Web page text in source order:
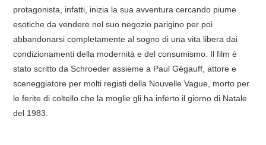
protagonista, infatti, inizia la sua avventura cercando piume
esotiche da vendere nel suo negozio parigino per poi
abbandonarsi completamente al sogno di una vita libera dai
condizionamenti della modernità e del consumismo. Il film è
stato scritto da Schroeder assieme a Paul Gégauff, attore e
sceneggiatore per molti registi della Nouvelle Vague, morto per
le ferite di coltello che la moglie gli ha inferto il giorno di Natale
del 1983.